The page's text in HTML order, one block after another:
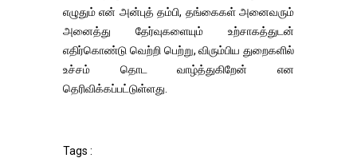
எழுதும் என் அன்புத் தம்பி, தங்கைகள் அனைவரும்
அனைத்து தேர்வுகளையும் உற்சாகத்துடன்
எதிர்கொண்டு வெற்றி பெற்று, விரும்பிய துறைகளில்
உச்சம் தொட வாழ்த்துகிறேன் என
தெரிவிக்கப்பட்டுள்ளது.
Tags :